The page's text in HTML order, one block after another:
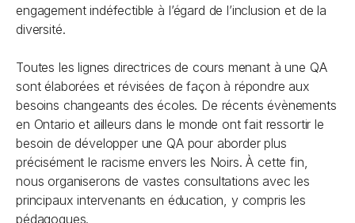
engagement indéfectible à l’égard de l’inclusion et de la
diversité.
Toutes les lignes directrices de cours menant à une QA
sont élaborées et révisées de façon à répondre aux
besoins changeants des écoles. De récents évènements
en Ontario et ailleurs dans le monde ont fait ressortir le
besoin de développer une QA pour aborder plus
précisément le racisme envers les Noirs. À cette fin,
nous organiserons de vastes consultations avec les
principaux intervenants en éducation, y compris les
pédagogues.